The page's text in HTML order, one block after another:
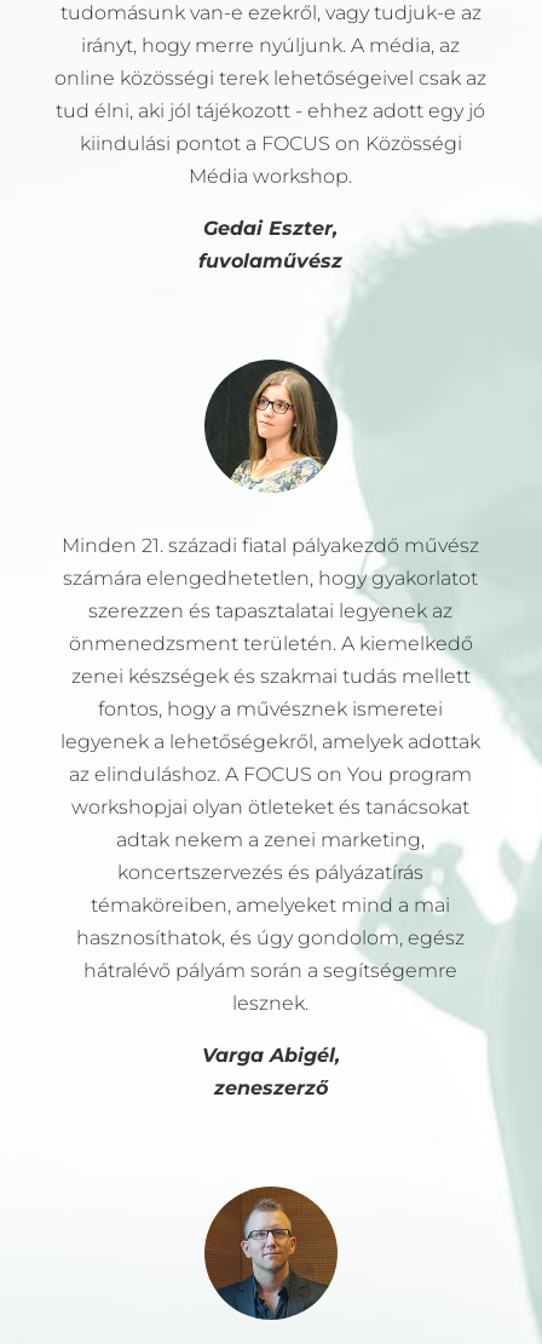
tudomásunk van-e ezekről, vagy tudjuk-e az
irányt, hogy merre nyúljunk. A média, az
online közösségi terek lehetőségeivel csak az
tud élni, aki jól tájékozott - ehhez adott egy jó
kiindulási pontot a FOCUS on Közösségi
Média workshop.
Gedai Eszter,
fuvolaművész
Minden 21. századi fiatal pályakezdő művész
számára elengedhetetlen, hogy gyakorlatot
szerezzen és tapasztalatai legyenek az
önmenedzsment területén. A kiemelkedő
zenei készségek és szakmai tudás mellett
fontos, hogy a művésznek ismeretei
legyenek a lehetőségekről, amelyek adottak
az elinduláshoz. A FOCUS on You program
workshopjai olyan ötleteket és tanácsokat
adtak nekem a zenei marketing,
koncertszervezés és pályázatírás
témaköreiben, amelyeket mind a mai
hasznosíthatok, és úgy gondolom, egész
hátralévő pályám során a segítségemre
lesznek.
Varga Abigél,
zeneszerző